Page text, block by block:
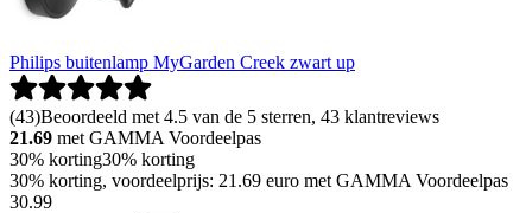
Philips buitenlamp MyGarden Creek zwart up
(43)Beoordeeld met 4.5 van de 5 sterren, 43 klantreviews
21.69 met GAMMA Voordeelpas
30% korting30% korting
30% korting, voordeelprijs: 21.69 euro met GAMMA Voordeelpas
30.99